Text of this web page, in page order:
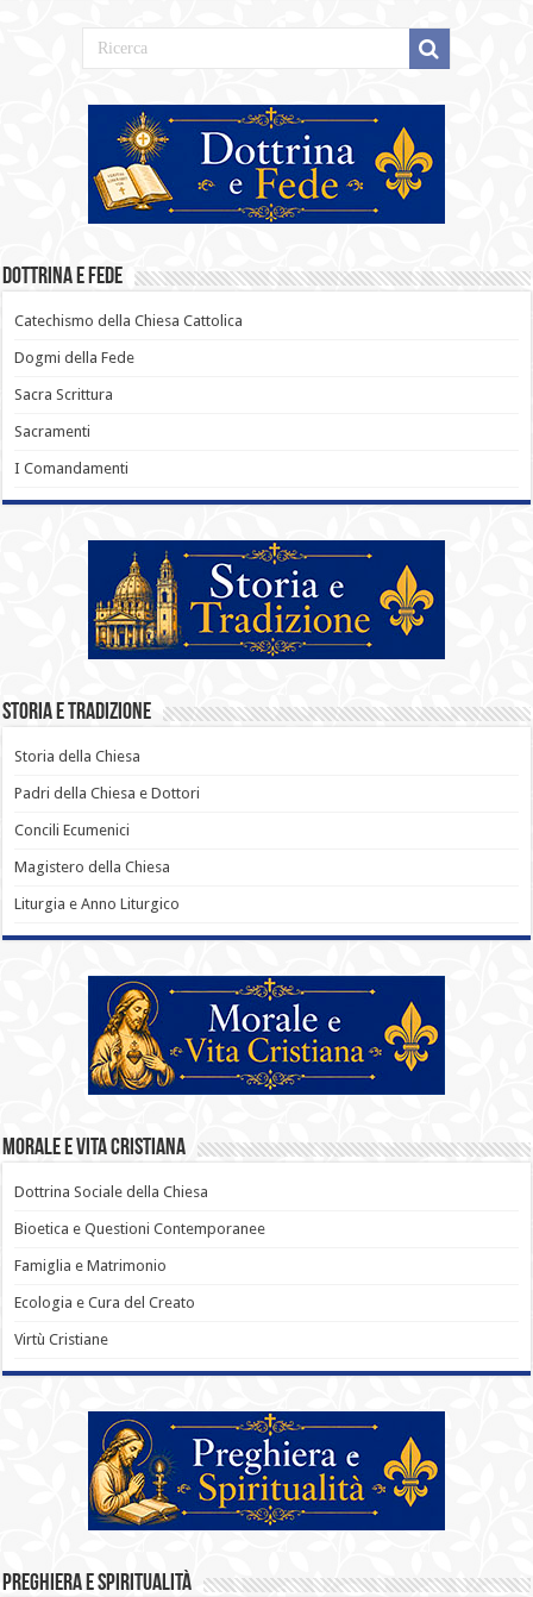
Dottrina e Fede
Catechismo della Chiesa Cattolica
Dogmi della Fede
Sacra Scrittura
Sacramenti
I Comandamenti
Storia e Tradizione
Storia della Chiesa
Padri della Chiesa e Dottori
Concili Ecumenici
Magistero della Chiesa
Liturgia e Anno Liturgico
Morale e Vita Cristiana
Dottrina Sociale della Chiesa
Bioetica e Questioni Contemporanee
Famiglia e Matrimonio
Ecologia e Cura del Creato
Virtù Cristiane
Preghiera e Spiritualità